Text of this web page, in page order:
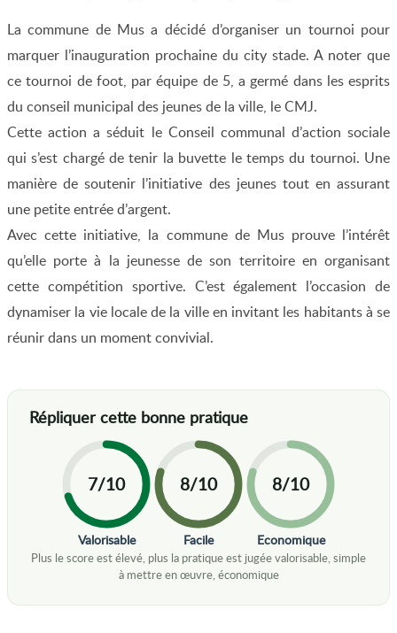
La commune de Mus a décidé d’organiser un tournoi pour
marquer l’inauguration prochaine du city stade. A noter que
ce tournoi de foot, par équipe de 5, a germé dans les esprits
du conseil municipal des jeunes de la ville, le CMJ.
Cette action a séduit le Conseil communal d’action sociale
qui s’est chargé de tenir la buvette le temps du tournoi. Une
manière de soutenir l’initiative des jeunes tout en assurant
une petite entrée d’argent.
Avec cette initiative, la commune de Mus prouve l’intérêt
qu’elle porte à la jeunesse de son territoire en organisant
cette compétition sportive. C’est également l’occasion de
dynamiser la vie locale de la ville en invitant les habitants à se
réunir dans un moment convivial.
7/10
Valorisable
8/10
Facile
8/10
Economique